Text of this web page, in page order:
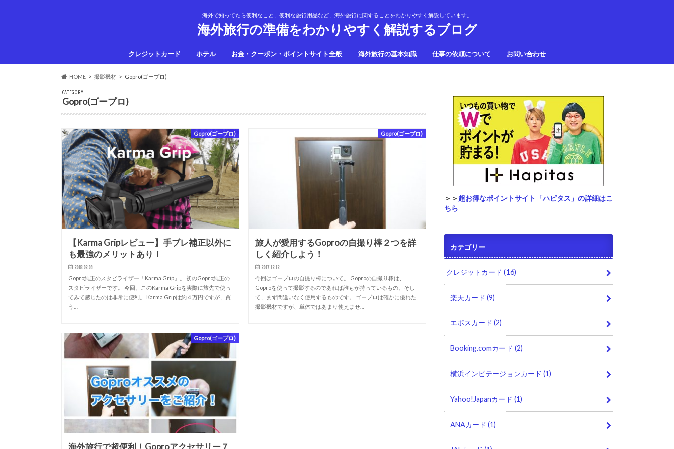
海外で知ってたら便利なこと、便利な旅行用品など、海外旅行に関することをわかりやすく解説しています。
海外旅行の準備をわかりやすく解説するブログ
クレジットカード ホテル お金・クーポン・ポイントサイト全般 海外旅行の基本知識 仕事の依頼について お問い合わせ
HOME 撮影機材 Gopro(ゴープロ)
CATEGORY
Gopro(ゴープロ)
Gopro(ゴープロ)
【Karma Gripレビュー】手ブレ補正以外に
も最強のメリットあり！
2018.02.03
Gopro純正のスタビライザー「Karma Grip」。 初のGopro純正の
スタビライザーです。 今回、このKarma Gripを実際に旅先で使っ
てみて感じたのは非常に便利。 Karma Gripは約４万円ですが、買
う…
Gopro(ゴープロ)
旅人が愛用するGoproの自撮り棒２つを詳
しく紹介しよう！
2017.12.12
今回はゴープロの自撮り棒について。 Goproの自撮り棒は、
Goproを使って撮影するのであれば誰もが持っているもの。そし
て、まず間違いなく使用するものです。 ゴープロは確かに優れた
撮影機材ですが、単体ではあまり使えませ…
Gopro(ゴープロ)
海外旅行で超便利！Goproアクセサリー７
＞＞ 超お得なポイントサイト「ハピタス」の詳細はこ
ちら
カテゴリー
クレジットカード(16)
楽天カード (9)
エポスカード (2)
Booking.comカード (2)
横浜インビテージョンカード (1)
Yahoo!Japanカード (1)
ANAカード (1)